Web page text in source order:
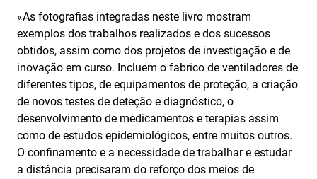
«As fotografias integradas neste livro mostram
exemplos dos trabalhos realizados e dos sucessos
obtidos, assim como dos projetos de investigação e de
inovação em curso. Incluem o fabrico de ventiladores de
diferentes tipos, de equipamentos de proteção, a criação
de novos testes de deteção e diagnóstico, o
desenvolvimento de medicamentos e terapias assim
como de estudos epidemiológicos, entre muitos outros.
O confinamento e a necessidade de trabalhar e estudar
a distância precisaram do reforço dos meios de